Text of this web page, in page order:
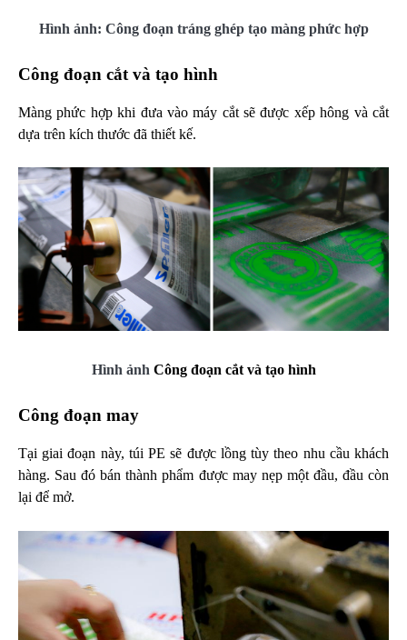
Hình ảnh: Công đoạn tráng ghép tạo màng phức hợp
Công đoạn cắt và tạo hình
Màng phức hợp khi đưa vào máy cắt sẽ được xếp hông và cắt
dựa trên kích thước đã thiết kế.
Hình ảnh Công đoạn cắt và tạo hình
Công đoạn may
Tại giai đoạn này, túi PE sẽ được lồng tùy theo nhu cầu khách
hàng. Sau đó bán thành phẩm được may nẹp một đầu, đầu còn
lại để mở.